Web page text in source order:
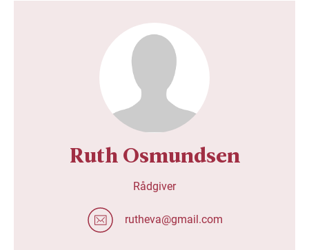
Ruth Osmundsen
Rådgiver
rutheva@gmail.com